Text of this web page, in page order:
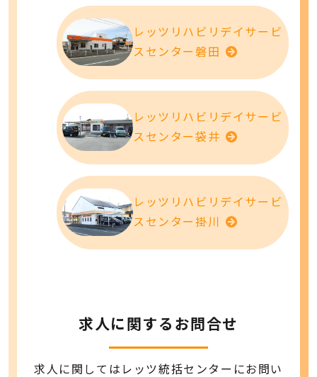
レッツリハビリデイサービ
スセンター磐田
レッツリハビリデイサービ
スセンター袋井
レッツリハビリデイサービ
スセンター掛川
求人に関するお問合せ
求人に関してはレッツ統括センターにお問い